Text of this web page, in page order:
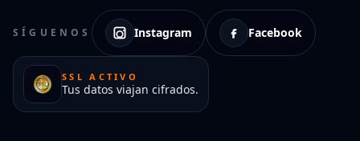
SÍGUENOS Instagram Facebook
SSL ACTIVO
Tus datos viajan cifrados.